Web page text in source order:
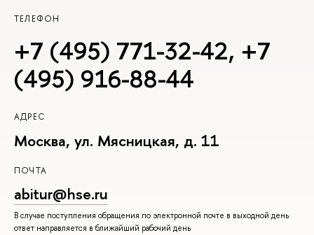
ТЕЛЕФОН
+7 (495) 771-32-42, +7
(495) 916-88-44
АДРЕС
Москва, ул. Мясницкая, д. 11
ПОЧТА
abitur@hse.ru
В случае поступления обращения по электронной почте в выходной день
ответ направляется в ближайший рабочий день